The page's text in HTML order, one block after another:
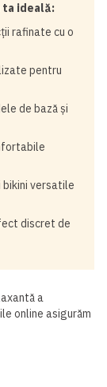
ta ideală:
rafinate cu o
pentru
de bază și
versatile
discret de
a
online asigurăm